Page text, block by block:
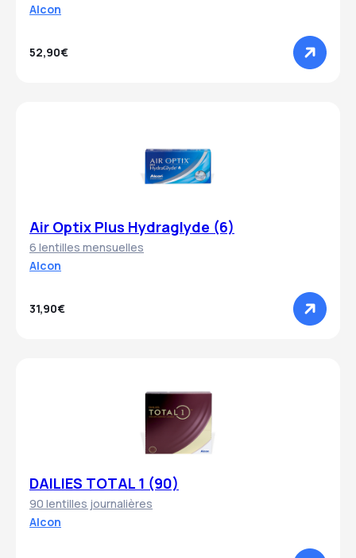
Alcon
52,90€
Air Optix Plus Hydraglyde (6)
6 lentilles mensuelles
Alcon
31,90€
DAILIES TOTAL 1 (90)
90 lentilles journalières
Alcon